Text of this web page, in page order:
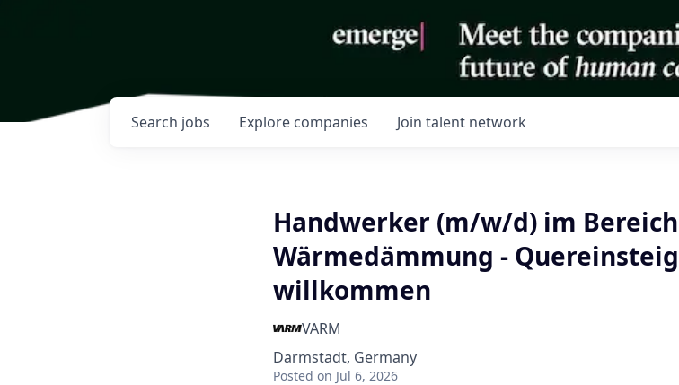
Search jobs Explore companies Join talent network
Handwerker (m/w/d) im Bereich
Wärmedämmung -
willkommen
VARM
Darmstadt, Germany
Posted on Jul 6, 2026